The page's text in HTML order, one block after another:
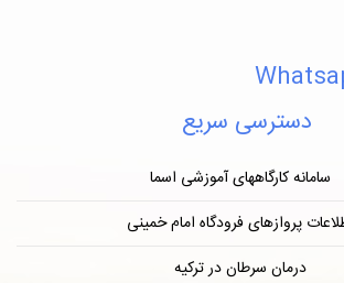
دسترسی سریع
سامانه کارگاههای آموزشی اسما
پروازهای فرودگاه امام خمینی
درمان سرطان در ترکیه